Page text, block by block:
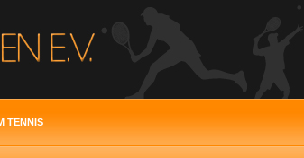
TENNIS